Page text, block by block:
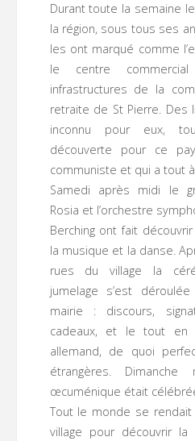
Durant toute la semaine
la région, sous tous ses
les ont marqué comme
le centre
infrastructures de la
retraite de St Pierre. Des
inconnu pour eux,
découverte pour ce
communiste et qui a tout
Samedi après midi le
Rosia et l’orchestre
Berching ont fait
la musique et la danse.
rues du village la
jumelage s’est
mairie : discours,
cadeaux, et le tout en
allemand, de quoi
étrangères.
œcuménique était
Tout le monde se rendait
village pour découvrir la